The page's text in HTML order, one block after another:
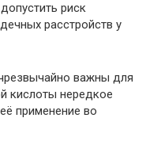
риск
расстройств у
важны для
кислоты нередкое
применение во